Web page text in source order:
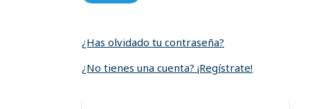
¿Has olvidado tu contraseña?
¿No tienes una cuenta? ¡Regístrate!